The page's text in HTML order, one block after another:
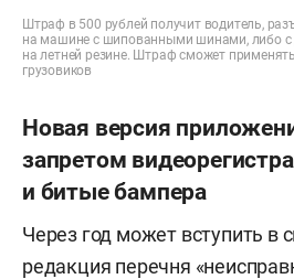
Штраф в 500 рублей получит водитель,
на машине с шипованными шинами, либо с
на летней резине. Штраф сможет
грузовиков
Новая версия
запретом
и битые бампера
Через год может вступить в
редакция перечня